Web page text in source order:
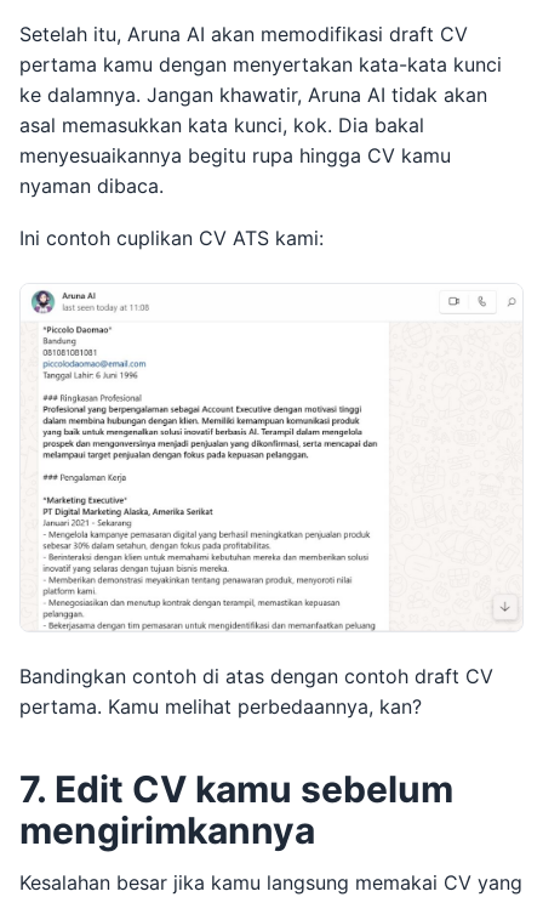
Setelah itu, Aruna AI akan memodifikasi draft CV
pertama kamu dengan menyertakan kata-kata kunci
ke dalamnya. Jangan khawatir, Aruna AI tidak akan
asal memasukkan kata kunci, kok. Dia bakal
menyesuaikannya begitu rupa hingga CV kamu
nyaman dibaca.
Ini contoh cuplikan CV ATS kami:
Bandingkan contoh di atas dengan contoh draft CV
pertama. Kamu melihat perbedaannya, kan?
7. Edit CV kamu sebelum
mengirimkannya
Kesalahan besar jika kamu langsung memakai CV yang